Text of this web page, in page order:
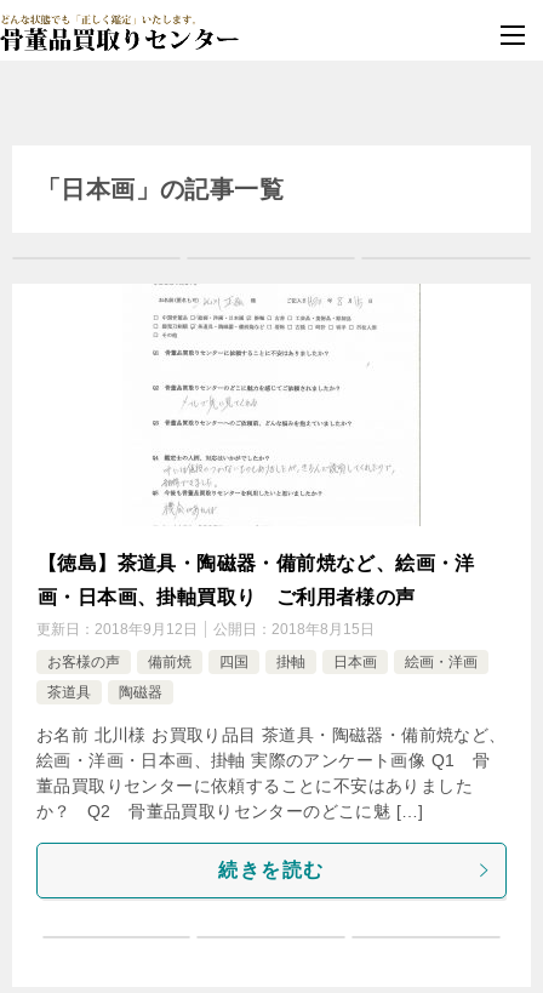
「日本画」の記事一覧
【徳島】茶道具・陶磁器・備前焼など、絵画・洋
画・日本画、掛軸買取り ご利用者様の声
更新日： 2018年9月12日 公開日： 2018年8月15日
お客様の声
備前焼 四国 掛軸 日本画
絵画・洋画
茶道具
陶磁器
お名前 北川様 お買取り品目 茶道具・陶磁器・備前焼など、
絵画・洋画・日本画、掛軸 実際のアンケート画像 Q1 骨
董品買取りセンターに依頼することに不安はありました
か？ Q2 骨董品買取りセンターのどこに魅 […]
続きを読む